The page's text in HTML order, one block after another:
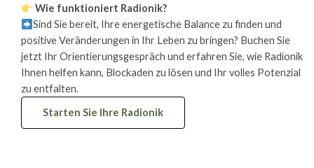
Wie funktioniert Radionik?
Sind Sie bereit, Ihre energetische Balance zu finden und
positive Veränderungen in Ihr Leben zu bringen? Buchen Sie
jetzt Ihr Orientierungsgespräch und erfahren Sie, wie Radionik
Ihnen helfen kann, Blockaden zu lösen und Ihr volles Potenzial
zu entfalten.
Starten Sie Ihre Radionik